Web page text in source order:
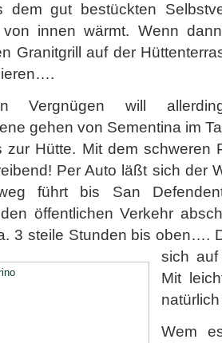
dem gut bestückten
innen wärmt. Wenn
Granitgrill auf der
Vergnügen will
gehen von Sementina im
zur Hütte. Mit dem schweren
Per Auto läßt sich der
führt bis San
öffentlichen Verkehr
3 steile Stunden bis oben….
sich
Mit
Wem